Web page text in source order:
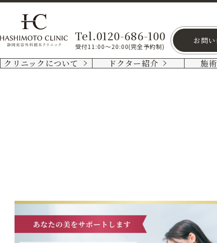
Tel.0120-686-100
受付11:00～20:00(完全予約制)
お問
クリニックについて ドクター紹介 施